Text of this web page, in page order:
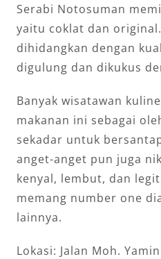
Serabi Notosuman
yaitu coklat dan
dihidangkan dengan
digulung dan dikukus
Banyak wisatawan
makanan ini sebagai
sekadar untuk
anget-anget pun juga
kenyal, lembut, dan
memang number one
lainnya.
Lokasi: Jalan Moh.